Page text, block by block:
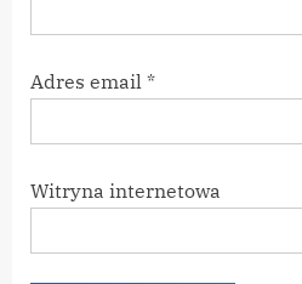
Adres email *
Witryna internetowa